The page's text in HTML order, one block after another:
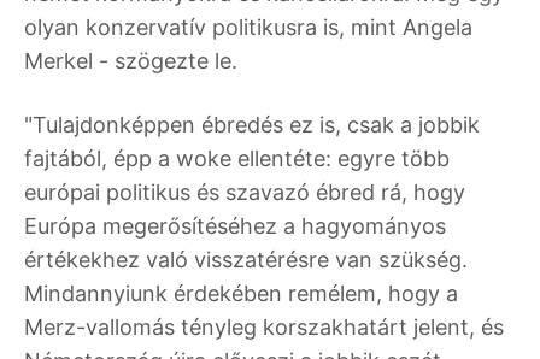
olyan konzervatív politikusra is, mint Angela
Merkel - szögezte le.
"Tulajdonképpen ébredés ez is, csak a jobbik
fajtából, épp a woke ellentéte: egyre több
európai politikus és szavazó ébred rá, hogy
Európa megerősítéséhez a hagyományos
értékekhez való visszatérésre van szükség.
Mindannyiunk érdekében remélem, hogy a
Merz-vallomás tényleg korszakhatárt jelent, és